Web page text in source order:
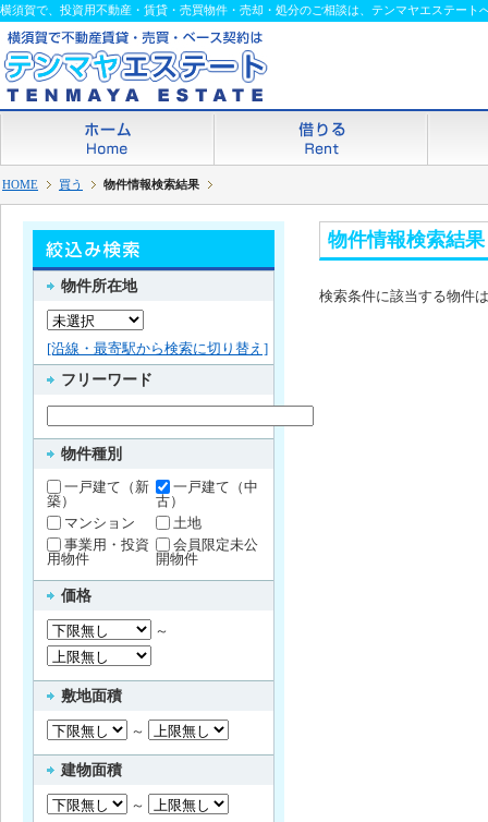
横須賀で、投資用不動産・賃貸・売買物件・売却・処分のご相談は、テンマヤエステー
HOME 買う 物件情報検索結果
物件所在地
[沿線・最寄駅から検索に切り替え]
フリーワード
物件種別
一戸建て（新
築）
一戸建て（中
古）
マンション
土地
事業用・投資
用物件
会員限定未公
開物件
価格
～
敷地面積
～
建物面積
～
物件情報検索結果
検索条件に該当する物件